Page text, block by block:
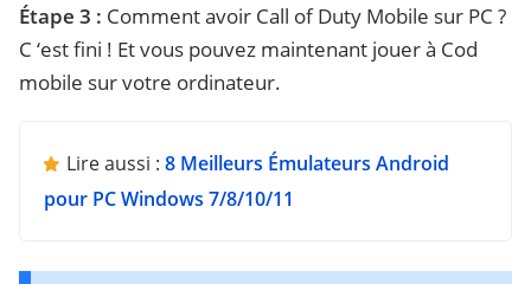
Étape 3 : Comment avoir Call of Duty Mobile sur PC ?
C ‘est fini ! Et vous pouvez maintenant jouer à Cod
mobile sur votre ordinateur.
Lire aussi : 8 Meilleurs Émulateurs Android
pour PC Windows 7/8/10/11